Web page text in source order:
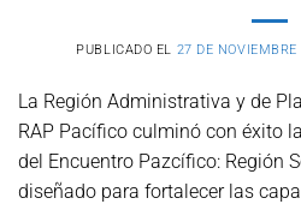
PUBLICADO EL 27 DE
La Región Administrativa y de
RAP Pacífico culminó con éxito
del Encuentro Pazcífico: Región
diseñado para fortalecer las